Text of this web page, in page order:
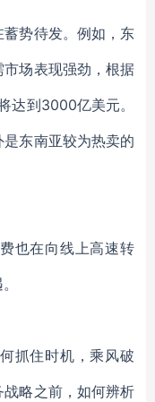
势待发。例如，东
场表现强劲，根据
达到3000亿美元。
东南亚较为热卖的
也在向线上高速转
抓住时机，乘风破
略之前，如何辨析